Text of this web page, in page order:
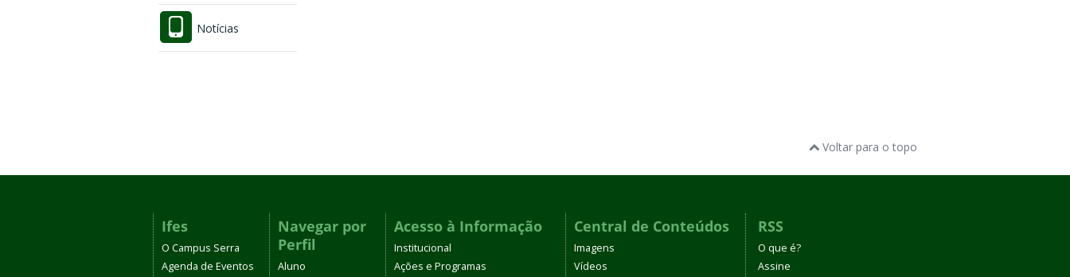
Notícias
Voltar para o topo
Ifes
O Campus Serra
Agenda de Eventos
Navegar por
Perfil
Aluno
Acesso à Informação
Institucional
Ações e Programas
Central de Conteúdos
Imagens
Vídeos
RSS
O que é?
Assine